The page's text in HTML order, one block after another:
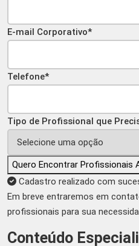
E-mail Corporativo*
Telefone*
Tipo de Profissional que
Quero Encontrar Profissionais
Cadastro realizado com
Em breve entraremos em
profissionais para sua
Conteúdo